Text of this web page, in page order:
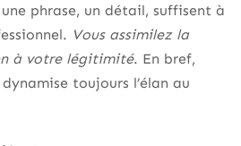
une phrase, un détail, suffisent à
Vous assimilez la
à votre légitimité. En bref,
toujours l’élan au